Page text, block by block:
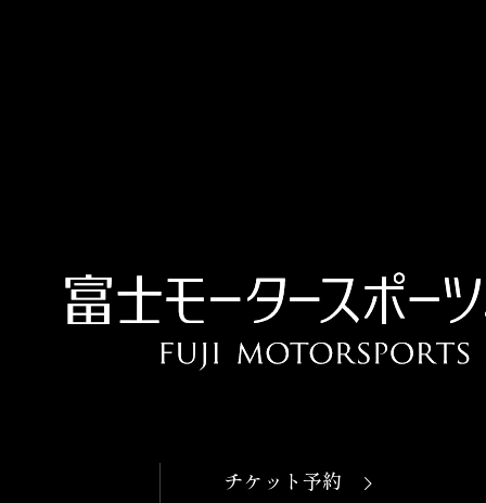
本日開館